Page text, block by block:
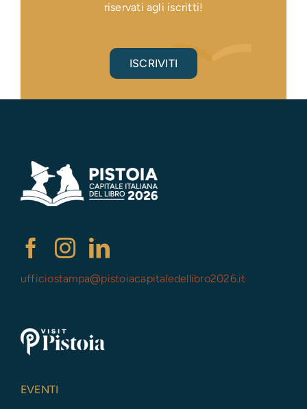
riservati agli iscritti!
ISCRIVITI
ufficiostampa@pistoiacapitaledellibro2026.it
EVENTI